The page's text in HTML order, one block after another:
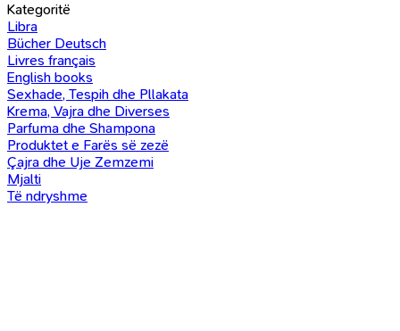
Kategoritë
Libra
Bücher Deutsch
Livres français
English books
Sexhade, Tespih dhe Pllakata
Krema, Vajra dhe Diverses
Parfuma dhe Shampona
Produktet e Farës së zezë
Çajra dhe Uje Zemzemi
Mjalti
Të ndryshme